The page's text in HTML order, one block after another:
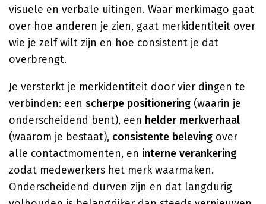
visuele en verbale uitingen. Waar merkimago gaat
over hoe anderen je zien, gaat merkidentiteit over
wie je zelf wilt zijn en hoe consistent je dat
overbrengt.
Je versterkt je merkidentiteit door vier dingen te
verbinden: een scherpe positionering (waarin je
onderscheidend bent), een helder merkverhaal
(waarom je bestaat), consistente beleving over
alle contactmomenten, en interne verankering
zodat medewerkers het merk waarmaken.
Onderscheidend durven zijn en dat langdurig